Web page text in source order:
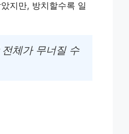
지만, 방치할수록 일
체가 무너질 수